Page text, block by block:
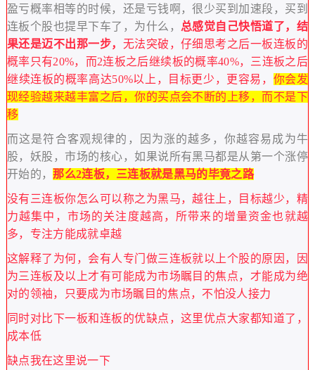
盈亏概率相等的时候，还是亏钱啊，很少买到加速段，买到
连板个股也提早下车了，为什么， 总感觉自己快悟道了，结
果还是迈不出那一步， 无法突破，仔细思考之后一板连板的
概率只有20%，而2连板之后继续板的概率40%，三连板之后
继续连板的概率高达50%以上，目标更少，更容易， 你会发
现经验越来越丰富之后，你的买点会不断的上移，而不是下
移
而这是符合客观规律的，因为涨的越多，你越容易成为牛
股，妖股，市场的核心，如果说所有黑马都是从第一个涨停
开始的， 那么2连板，三连板就是黑马的毕竟之路
没有三连板你怎么可以称之为黑马，越往上，目标越少，精
力越集中，市场的关注度越高，所带来的增量资金也就越
多，专注方能成就卓越
这解释了为何，会有人专门做三连板就以上个股的原因，因
为三连板及以上才有可能成为市场瞩目的焦点，才能成为绝
对的领袖，只要成为市场瞩目的焦点，不怕没人接力
同时对比下一板和连板的优缺点，这里优点大家都知道了，
成本低
缺点我在这里说一下